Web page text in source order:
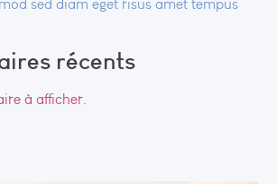
sed diam eget risus amet tempus
récents
à afficher.